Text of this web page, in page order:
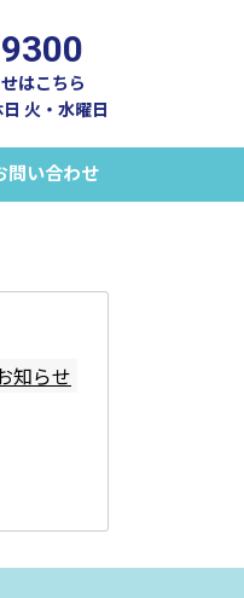
はこちら
火・水曜日
問い合わせ
知らせ